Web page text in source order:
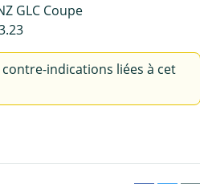
GLC Coupe
indications liées à cet